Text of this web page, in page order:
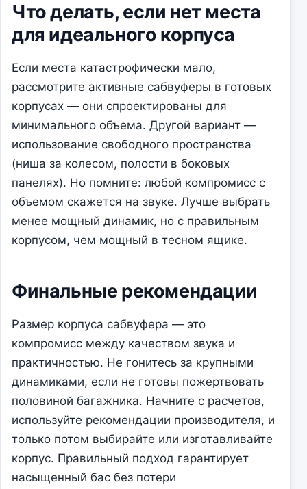
Что делать, если нет места
для идеального корпуса
Если места катастрофически мало,
рассмотрите активные сабвуферы в готовых
корпусах — они спроектированы для
минимального объема. Другой вариант —
использование свободного пространства
(ниша за колесом, полости в боковых
панелях). Но помните: любой компромисс с
объемом скажется на звуке. Лучше выбрать
менее мощный динамик, но с правильным
корпусом, чем мощный в тесном ящике.
Финальные рекомендации
Размер корпуса сабвуфера — это
компромисс между качеством звука и
практичностью. Не гонитесь за крупными
динамиками, если не готовы пожертвовать
половиной багажника. Начните с расчетов,
используйте рекомендации производителя, и
только потом выбирайте или изготавливайте
корпус. Правильный подход гарантирует
насыщенный бас без потери